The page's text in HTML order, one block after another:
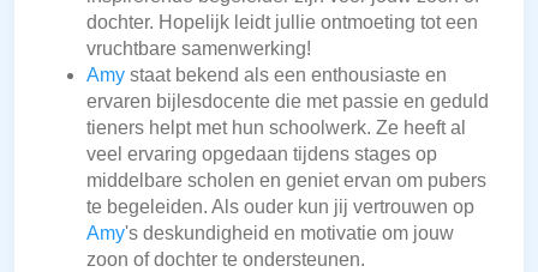
dochter. Hopelijk leidt jullie ontmoeting tot een
vruchtbare samenwerking!
Amy staat bekend als een enthousiaste en
ervaren bijlesdocente die met passie en geduld
tieners helpt met hun schoolwerk. Ze heeft al
veel ervaring opgedaan tijdens stages op
middelbare scholen en geniet ervan om pubers
te begeleiden. Als ouder kun jij vertrouwen op
Amy's deskundigheid en motivatie om jouw
zoon of dochter te ondersteunen.